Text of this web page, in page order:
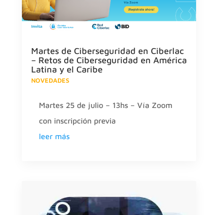
Martes de Ciberseguridad en Ciberlac
– Retos de Ciberseguridad en América
Latina y el Caribe
NOVEDADES
Martes 25 de julio – 13hs – Vía Zoom
con inscripción previa
leer más